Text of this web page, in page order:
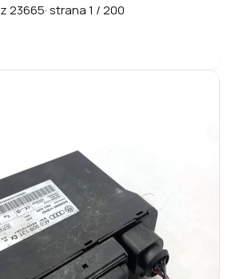
z23665·strana1 /200